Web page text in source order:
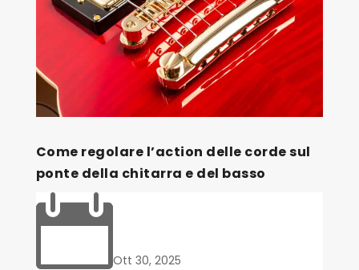
Come regolare l’action delle corde sul
ponte della chitarra e del basso
Ott 30, 2025